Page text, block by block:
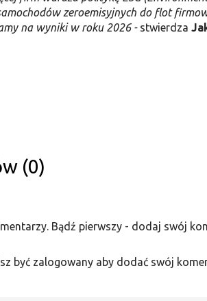
zeroemisyjnych do flot
na wyniki w roku 2026 - stwierdza
(0)
Bądź pierwszy - dodaj swój
być zalogowany aby dodać swój